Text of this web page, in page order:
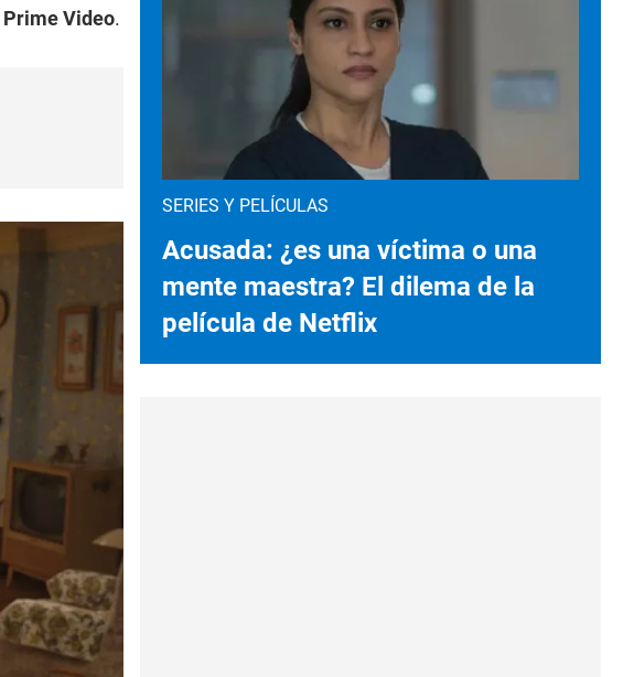
Prime Video.
SERIES Y PELÍCULAS
Acusada: ¿es una víctima o una
mente maestra? El dilema de la
película de Netflix